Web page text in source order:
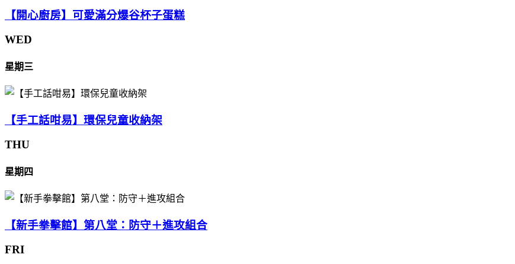
【開心廚房】可愛滿分爆谷杯子蛋糕
WED
星期三
【手工話咁易】環保兒童收納架
THU
星期四
【新手拳擊館】第八堂：防守＋進攻組合
FRI